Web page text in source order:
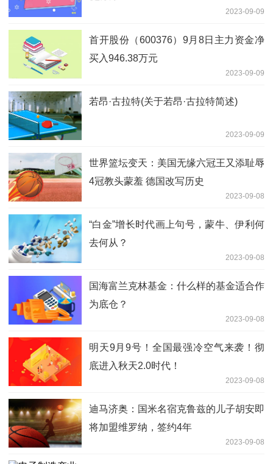
2023-09-09
首开股份（600376）9月8日主力资金净
买入946.38万元
2023-09-09
若昂·古拉特(关于若昂·古拉特简述)
2023-09-09
世界篮坛变天：美国无缘六冠王又添耻辱
4冠教头蒙羞 德国改写历史
2023-09-08
“白金”增长时代画上句号，蒙牛、伊利何
去何从？
2023-09-08
国海富兰克林基金：什么样的基金适合作
为底仓？
2023-09-08
明天9月9号！全国最强冷空气来袭！彻
底进入秋天2.0时代！
2023-09-08
迪马济奥：国米名宿克鲁兹的儿子胡安即
将加盟维罗纳，签约4年
2023-09-08